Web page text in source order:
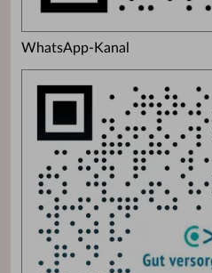
WhatsApp-Kanal